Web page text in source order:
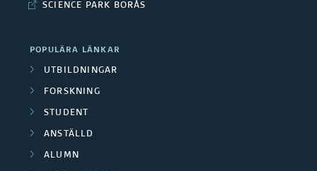
SCIENCE PARK BORÅS
POPULÄRA LÄNKAR
UTBILDNINGAR
FORSKNING
STUDENT
ANSTÄLLD
ALUMN